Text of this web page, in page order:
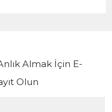
Almak İçin E-
Olun